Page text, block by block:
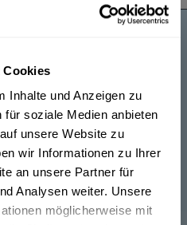
Cookies
Inhalte und Anzeigen zu
soziale Medien anbieten
unsere Website zu
wir Informationen zu Ihrer
an unsere Partner für
Analysen weiter. Unsere
möglicherweise mit
von Bachmann nach
liefern.